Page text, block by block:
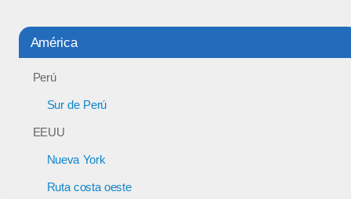
América
Perú
Sur de Perú
EEUU
Nueva York
Ruta costa oeste